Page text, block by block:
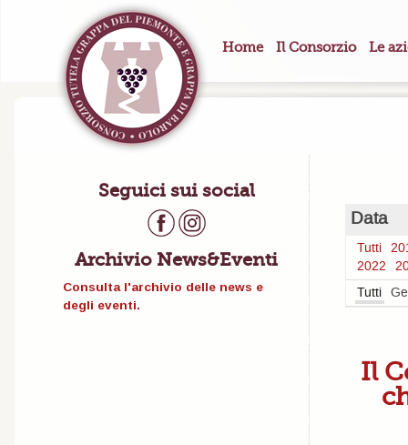
Home Il Consorzio Le
Seguici sui social
Archivio News&Eventi
Consulta l'archivio delle news e
degli eventi.
Data
Tutti
2022
Tutti
Il